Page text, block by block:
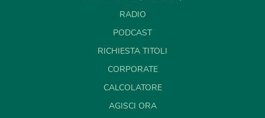
RADIO
PODCAST
RICHIESTA TITOLI
CORPORATE
CALCOLATORE
AGISCI ORA